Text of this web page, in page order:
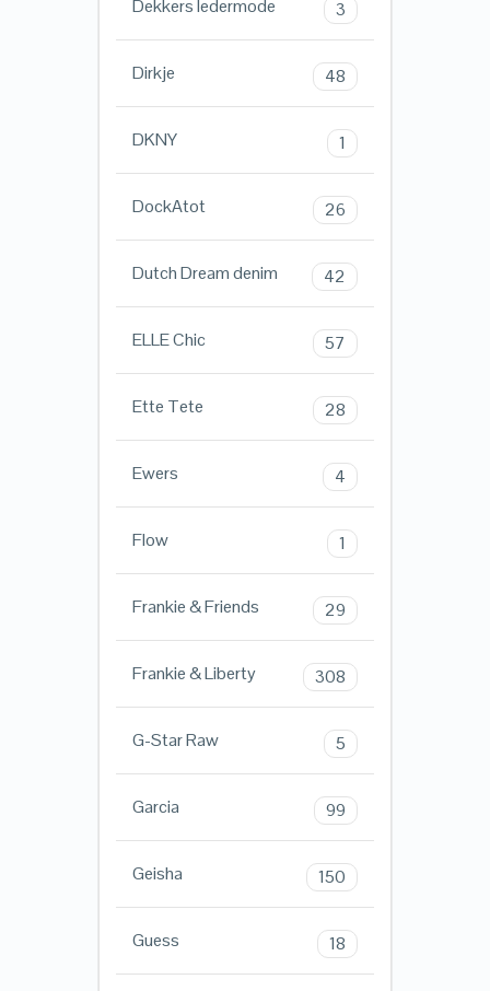
Dekkers ledermode 3
Dirkje 48
DKNY 1
DockAtot 26
Dutch Dream denim 42
ELLE Chic 57
Ette Tete 28
Ewers 4
Flow 1
Frankie & Friends 29
Frankie & Liberty 308
G-Star Raw 5
Garcia 99
Geisha 150
Guess 18